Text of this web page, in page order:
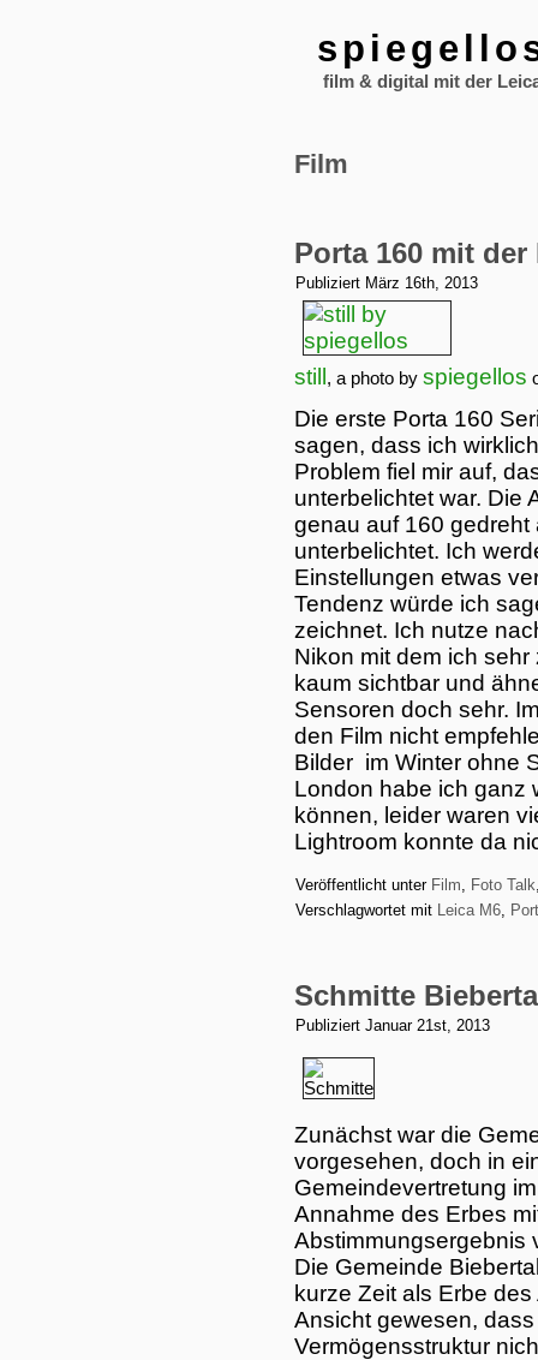
film & digital mit der
Film
Porta 160 mit der
Publiziert März 16th, 2013
still , a photo by spiegellos
Die erste Porta 160
sagen, dass ich
Problem fiel mir auf,
unterbelichtet war. Die
genau auf 160
unterbelichtet. Ich
Einstellungen etwas
Tendenz würde ich
zeichnet. Ich nutze
Nikon mit dem ich
kaum sichtbar und
Sensoren doch sehr.
den Film nicht
Bilder im Winter ohne
London habe ich ganz
können, leider waren
Lightroom konnte da
Veröffentlicht unter Film, Foto Talk
Verschlagwortet mit Leica M6,
Schmitte
Publiziert Januar 21st, 2013
Zunächst war die
vorgesehen, doch in
Gemeindevertretung
Annahme des Erbes
Abstimmungsergebnis
Die Gemeinde
kurze Zeit als Erbe
Ansicht gewesen,
Vermögensstruktur